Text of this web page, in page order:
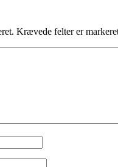
Krævede felter er